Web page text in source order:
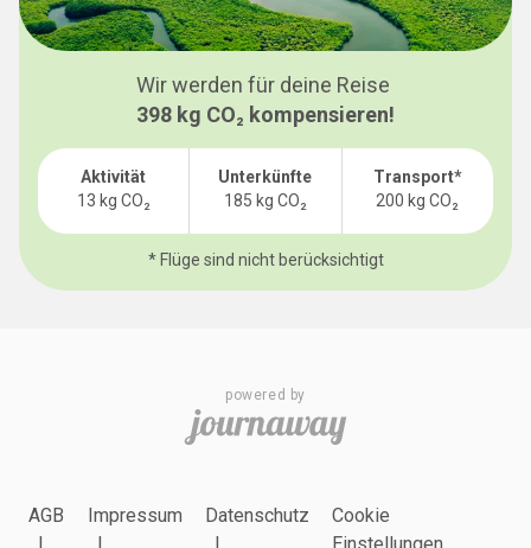
Wir werden für deine Reise
398 kg CO₂ kompensieren!
Aktivität
13 kg CO₂
Unterkünfte
185 kg CO₂
Transport*
200 kg CO₂
* Flüge sind nicht berücksichtigt
powered by
AGB Impressum Datenschutz
Cookie